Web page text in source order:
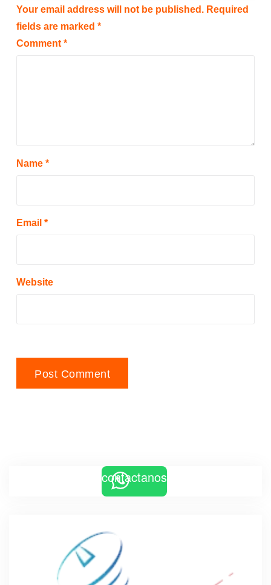
Your email address will not be published. Required
fields are marked *
Comment *
Name *
Email *
Website
contactanos